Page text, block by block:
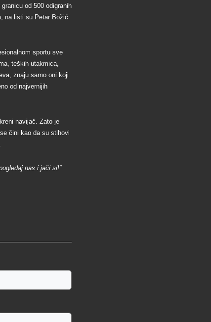
od 500 odigranih
na listi su Petar Božić
sportu sve
teških utakmica,
znaju samo oni koji
od najvernijih
navijač. Zato je
čini kao da su stihovi
nas i jači si!”